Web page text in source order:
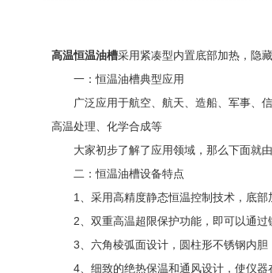
高温恒温油槽采用紧凑型内置底部加热，隐
一：恒温油槽典型应用
广泛应用于航空、航天、造船、军事、信
高温处理、化学合成等
大家初步了解了应用领域，那么下面就由
二：恒温油槽设备特点
1、采用高精度静态恒温控制技术，底部
2、双重高温超限保护功能，即可以通过
3、六角棱弧面设计，圆柱形不锈钢内胆
4、细致的绝热保温和通风设计，使仪器